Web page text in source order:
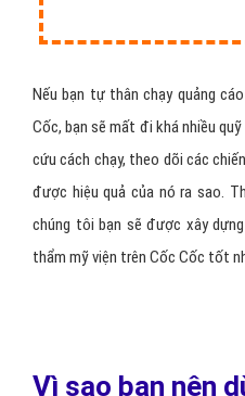
Nếu bạn tự thân chạy quảng
Cốc, bạn sẽ mất đi khá nhiều
cứu cách chạy, theo dõi các
được hiệu quả của nó ra sao.
chúng tôi bạn sẽ được xây